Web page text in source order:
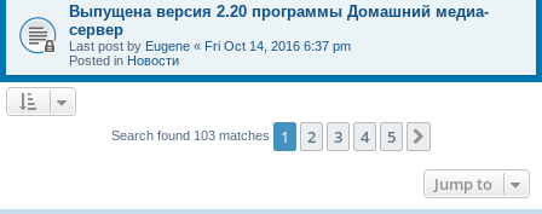
Выпущена версия 2.20 программы Домашний медиа-
сервер
Last post by Eugene « Fri Oct 14, 2016 6:37 pm
Posted in Новости
Search found 103 matches 1 2 3 4 5
Jump to